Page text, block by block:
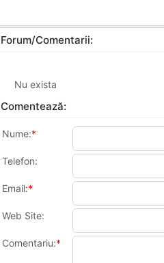
Forum/Comentarii:
Nu exista
Comentează:
Nume:*
Telefon:
Email:*
Web Site:
Comentariu:*